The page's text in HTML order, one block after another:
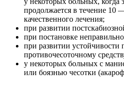
продолжается в течение 10
качественного лечения;
при развитии
при постановке
при развитии устойчивости
противочесоточному
у некоторых больных с
или боязнью чесотки